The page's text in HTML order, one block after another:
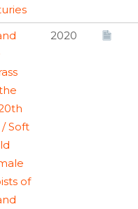
Soft
of
2020